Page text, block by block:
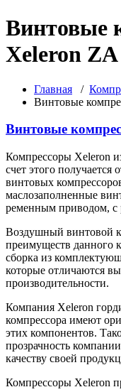
Винтовые
Xeleron ZA
Главная /
Винтовые
Винтовые
Компрессоры Xeleron
счет этого получается
винтовых
маслозаполненные
ременным приводом, с
Воздушный винтовой
преимуществ данного
сборка из
которые отличаются
производительности.
Компания Xeleron
компрессора имеют
этих компонентов.
прозрачность
качеству своей
Компрессоры Xeleron